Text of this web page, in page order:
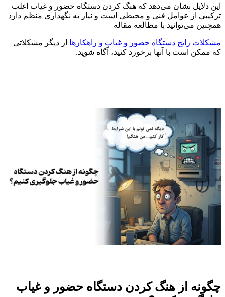
این دلایل نشان می‌دهد که هنگ کردن دستگاه حضور و غیاب اغلب
ترکیبی از عوامل فنی و محیطی است و نیاز به نگهداری منظم دارد
همچنین می‌توانید با مطالعه مقاله
مشکلات رایج دستگاه حضور و غیاب و راهکارها از دیگر مشکلاتی
که ممکن است با آنها برخورد کنید، آگاه شوید.
چگونه از هنگ کردن دستگاه حضور و غیاب